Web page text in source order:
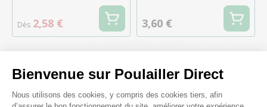
Bienvenue sur Poulailler Direct
Plateforme de Gestion du
Nous utilisons des cookies, y compris des cookies tiers, afin
Dès 2,58 € 3,60 €
Il est bien normal de se poser des